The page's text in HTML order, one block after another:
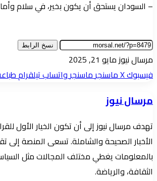
– السودان يستحق أن يكون بخير، في سلام
نسخ الرابط
مرسال نيوزأرسل
بريدا
مايو 21, 2025
فيسبوك‫Xماسنجرماسنجرواتسابتيلقرام
مرسال نيوز
تهدف مرسال نيوز إلى أن تكون الخيار الأول
الأخبار الصحيحة والشاملة. تسعى المنصة
بالمعلومات يغطي مختلف المجالات مثل
الثقافة، والرياضة.